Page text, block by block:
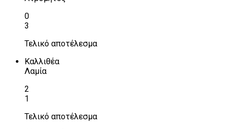
0
3
Τελικό αποτέλεσμα
Καλλιθέα
Λαμία
2
1
Τελικό αποτέλεσμα